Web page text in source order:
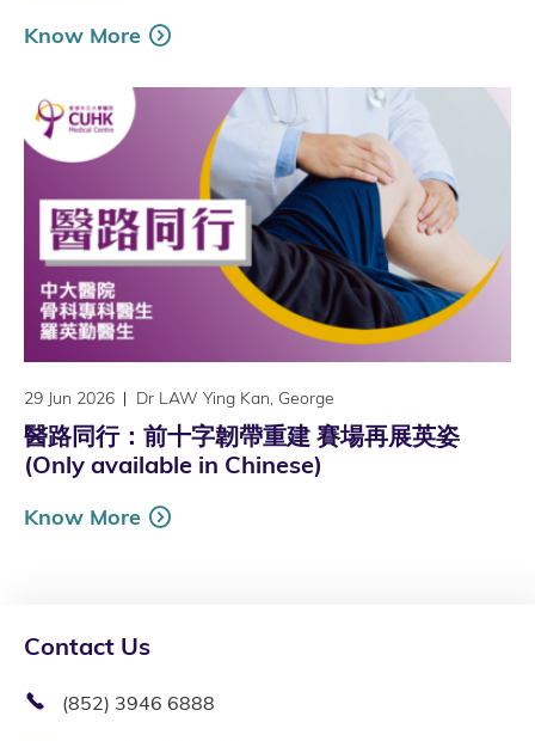
Know More
29 Jun 2026 Dr LAW Ying Kan, George
醫路同行：前十字韌帶重建 賽場再展英姿
(Only available in Chinese)
Know More
Contact Us
(852) 3946 6888